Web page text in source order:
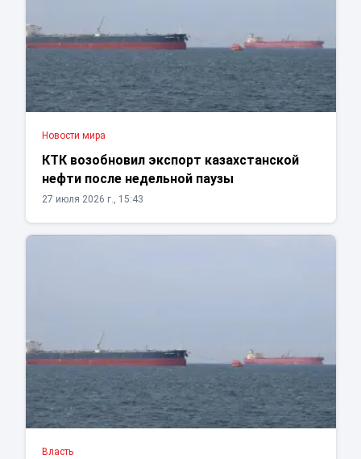
Новости мира
КТК возобновил экспорт казахстанской
нефти после недельной паузы
27 июля 2026 г., 15:43
Власть